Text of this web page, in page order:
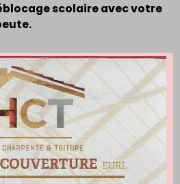
scolaire avec votre